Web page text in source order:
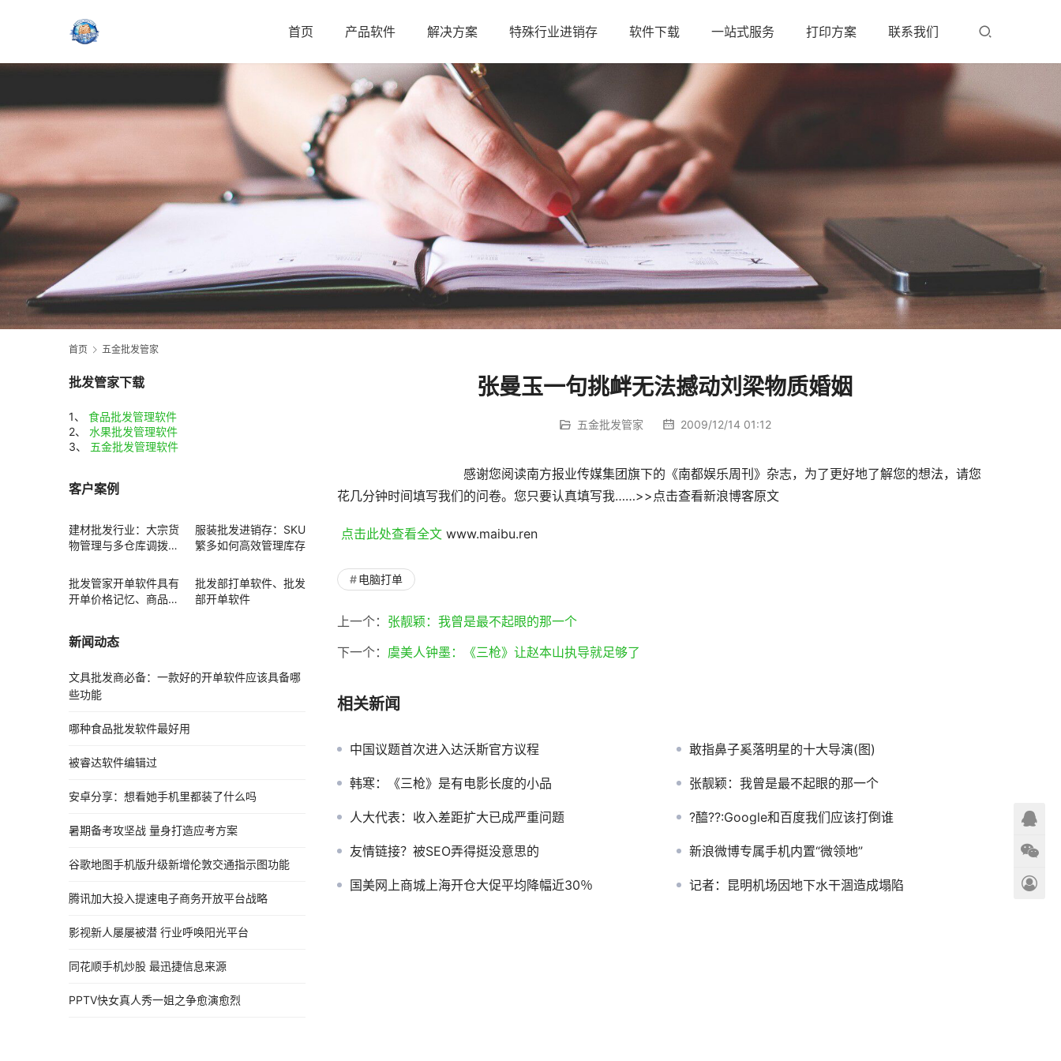
首页 产品软件 解决方案 特殊行业进销存 软件下载 一站式服务 打印方案 联系我们
首页 五金批发管家
张曼玉一句挑衅无法撼动刘梁物质婚姻
五金批发管家 2009/12/14 01:12
花几分钟时间填写我们的问卷。您只要认真填写我……>>点击查看新浪博客原文
点击此处查看全文 www.maibu.ren
电脑打单
上一个： 张靓颖：我曾是最不起眼的那一个
下一个： 虞美人钟墨：《三枪》让赵本山执导就足够了
相关新闻
中国议题首次进入达沃斯官方议程 敢指鼻子奚落明星的十大导演(图)
韩寒：《三枪》是有电影长度的小品 张靓颖：我曾是最不起眼的那一个
人大代表：收入差距扩大已成严重问题 ?醯??:Google和百度我们应该打倒谁
友情链接？被SEO弄得挺没意思的 新浪微博专属手机内置“微领地”
国美网上商城上海开仓大促平均降幅近30％ 记者：昆明机场因地下水干涸造成塌陷
批发管家下载
1、 食品批发管理软件
2、 水果批发管理软件
3、 五金批发管理软件
客户案例
建材批发行业：大宗货
物管理与多仓库调拨方
服装批发进销存：SKU
繁多如何高效管理库存
批发管家开单软件具有
开单价格记忆、商品赠
批发部打单软件、批发
部开单软件
新闻动态
文具批发商必备：一款好的开单软件应该具备哪
些功能
哪种食品批发软件最好用
被睿达软件编辑过
安卓分享：想看她手机里都装了什么吗
暑期备考攻坚战 量身打造应考方案
谷歌地图手机版升级新增伦敦交通指示图功能
腾讯加大投入提速电子商务开放平台战略
影视新人屡屡被潜 行业呼唤阳光平台
同花顺手机炒股 最迅捷信息来源
PPTV快女真人秀一姐之争愈演愈烈